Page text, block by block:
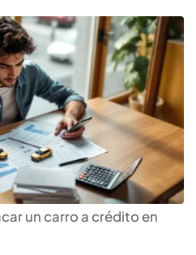
un carro a crédito en